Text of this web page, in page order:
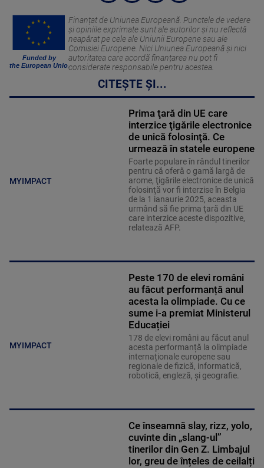
Funded by
the European Union
Finanțat de Uniunea Europeană. Punctele de vedere
și opiniile exprimate sunt ale autorilor și nu reflectă
neapărat pe cele ale Uniunii Europene sau ale
Comisiei Europene. Nici Uniunea Europeană și nici
autoritatea care acordă finanțarea nu pot fi
considerate responsabile pentru acestea.
CITEȘTE ȘI...
MYIMPACT
Prima ţară din UE care
interzice ţigările electronice
de unică folosinţă. Ce
urmează în statele europene
Foarte populare în rândul tinerilor
pentru că oferă o gamă largă de
arome, ţigările electronice de unică
folosinţă vor fi interzise în Belgia
de la 1 ianaurie 2025, aceasta
urmând să fie prima ţară din UE
care interzice aceste dispozitive,
relatează AFP.
MYIMPACT
Peste 170 de elevi români
au făcut performanță anul
acesta la olimpiade. Cu ce
sume i-a premiat Ministerul
Educației
178 de elevi români au făcut anul
acesta performanță la olimpiade
internaționale europene sau
regionale de fizică, informatică,
robotică, engleză, şi geografie.
Ce înseamnă slay, rizz, yolo,
cuvinte din „slang-ul”
tinerilor din Gen Z. Limbajul
lor, greu de înțeles de ceilalți